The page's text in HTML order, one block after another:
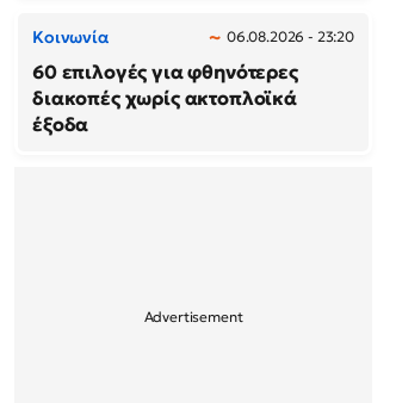
Κοινωνία 06.08.2026 - 23:20
60 επιλογές για φθηνότερες
διακοπές χωρίς ακτοπλοϊκά
έξοδα